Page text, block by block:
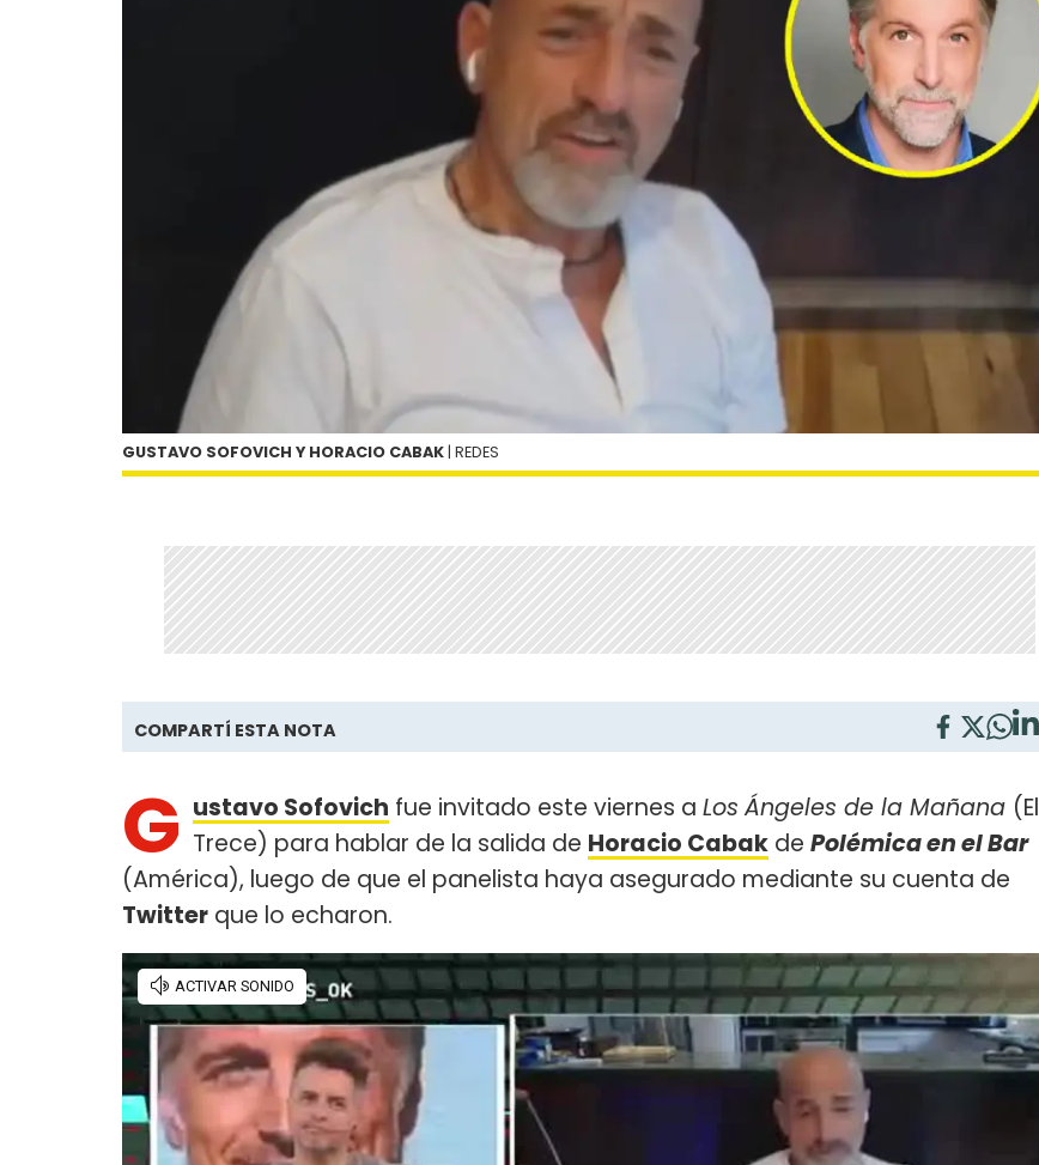
GUSTAVO SOFOVICH Y HORACIO CABAK | REDES
COMPARTÍ ESTA NOTA
G ustavo Sofovich fue invitado este viernes a Los Ángeles de la Mañana (El
Trece) para hablar de la salida de Horacio Cabak de Polémica en el Bar
(América), luego de que el panelista haya asegurado mediante su cuenta de
Twitter que lo echaron.